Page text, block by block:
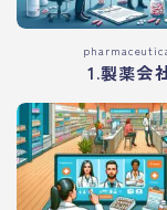
1.製薬会